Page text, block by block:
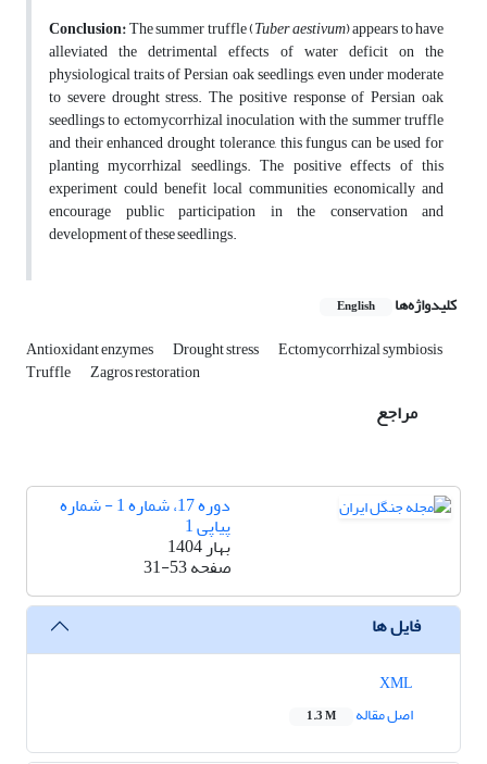
Conclusion:The summer truffle (Tuber aestivum) appears to have
alleviated the detrimental effects of water deficit on the
physiological traits of Persian oak seedlings, even under moderate
to severe drought stress. The positive response of Persian oak
seedlings to ectomycorrhizal inoculation with the summer truffle
and their enhanced drought tolerance, this fungus can be used for
planting mycorrhizal seedlings. The positive effects of this
experiment could benefit local communities economically and
encourage public participation in the conservation and
development of these seedlings.
کلیدواژه‌ها English
Antioxidant enzymes Drought stress Ectomycorrhizal symbiosis
Truffle Zagros restoration
مراجع
دوره 17، شماره 1 - شماره
پیاپی 1
بهار 1404
صفحه31-53
فایل ها
اصل مقاله
1.3 M